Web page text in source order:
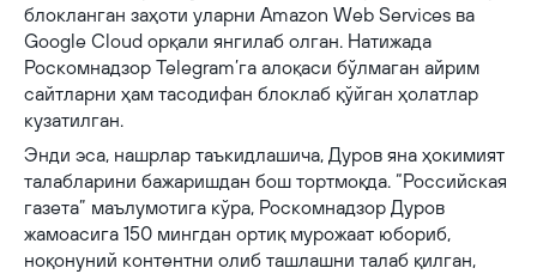
блокланган заҳоти уларни Amazon Web Services ва
Google Cloud орқали янгилаб олган. Натижада
Роскомнадзор Telegram’га алоқаси бўлмаган айрим
сайтларни ҳам тасодифан блоклаб қўйган ҳолатлар
кузатилган.
Энди эса, нашрлар таъкидлашича, Дуров яна ҳокимият
талабларини бажаришдан бош тортмоқда. “Российская
газета” маълумотига кўра, Роскомнадзор Дуров
жамоасига 150 мингдан ортиқ мурожаат юбориб,
ноқонуний контентни олиб ташлашни талаб қилган,